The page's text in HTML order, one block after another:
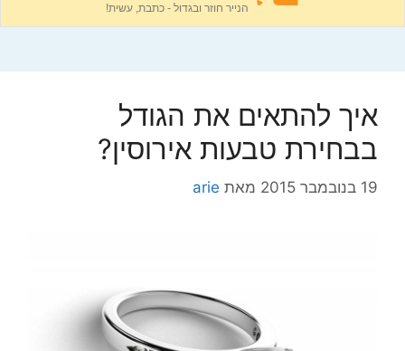
איך להתאים את הגודל
בבחירת טבעות אירוסין?
19 בנובמבר 2015 מאת arie